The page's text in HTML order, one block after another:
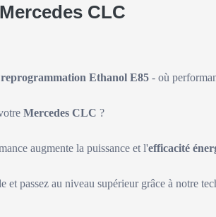
CLC
reprogrammation Ethanol E85 - où
Mercedes CLC ?
augmente la puissance et l'efficacité
passez au niveau supérieur grâce à notre